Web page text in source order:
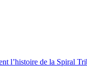
l’histoire de la Spiral